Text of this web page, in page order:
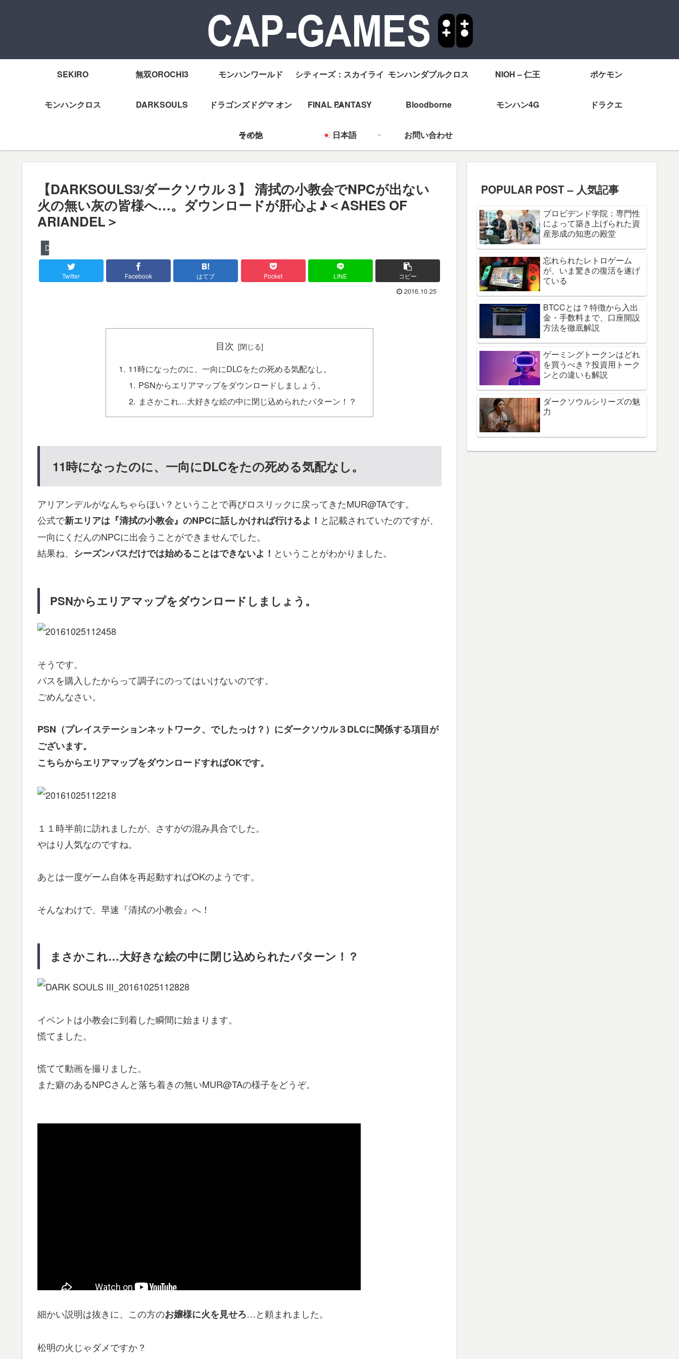
SEKIRO 無双OROCHI3 モンハンワールド シティーズ：スカイライ
ン
モンハンダブルクロス NIOH – 仁王 ポケモン
モンハンクロス DARKSOULS ドラゴンズドグマ オン
ライン
FINAL FANTASY Bloodborne モンハン4G ドラクエ
その他 日本語 お問い合わせ
【DARKSOULS3/ダークソウル３】 清拭の小教会でNPCが出ない
火の無い灰の皆様へ…。ダウンロードが肝心よ♪＜ASHES OF
ARIANDEL＞
DARKSOULS
Twitter Facebook はてブ Pocket LINE コピー
2016.10.25
目次
11時になったのに、一向にDLCをたの死める気配なし。
PSNからエリアマップをダウンロードしましょう。
まさかこれ…大好きな絵の中に閉じ込められたパターン！？
11時になったのに、一向にDLCをたの死める気配なし。
アリアンデルがなんちゃらほい？ということで再びロスリックに戻ってきたMUR@TAです。
公式で新エリアは『清拭の小教会』のNPCに話しかければ行けるよ！ と記載されていたのですが、
一向にくだんのNPCに出会うことができませんでした。
結果ね、 シーズンパスだけでは始めることはできないよ！ ということがわかりました。
PSNからエリアマップをダウンロードしましょう。
そうです。
パスを購入したからって調子にのってはいけないのです。
ごめんなさい。
PSN（プレイステーションネットワーク、でしたっけ？）にダークソウル３DLCに関係する項目が
ございます。
こちらからエリアマップをダウンロードすればOKです。
１１時半前に訪れましたが、さすがの混み具合でした。
やはり人気なのですね。
あとは一度ゲーム自体を再起動すればOKのようです。
そんなわけで、早速『清拭の小教会』へ！
まさかこれ…大好きな絵の中に閉じ込められたパターン！？
イベントは小教会に到着した瞬間に始まります。
慌てました。
慌てて動画を撮りました。
また癖のあるNPCさんと落ち着きの無いMUR@TAの様子をどうぞ。
細かい説明は抜きに、この方のお嬢様に火を見せろ…と頼まれました。
松明の火じゃダメですか？
POPULAR POST – 人気記事
プロビデンド学院：専門性
によって築き上げられた資
産形成の知恵の殿堂
忘れられたレトロゲーム
が、いま驚きの復活を遂げ
ている
BTCCとは？特徴から入出
金・手数料まで、口座開設
方法を徹底解説
ゲーミングトークンはどれ
を買うべき？投資用トーク
ンとの違いも解説
ダークソウルシリーズの魅
力